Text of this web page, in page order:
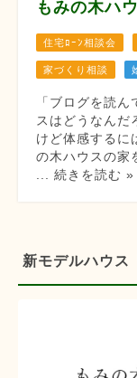
もみの木ハ
住宅ﾛｰﾝ相談会
家づくり相談
「ブログを読
スはどうなんだ
けど体感するに
の木ハウスの家
... 続きを読む »
新モデルハウス